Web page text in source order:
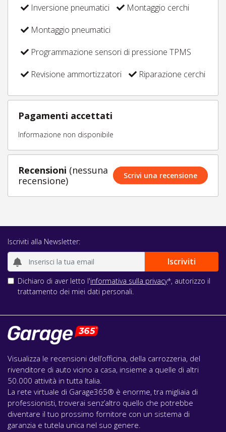
Inversione pneumatici
Montaggio cerchi
Montaggio pneumatici
Programmazione sensori di pressione TPMS
Revisione ammortizzatori
Riparazione cerchi
Pagamenti accettati
Informazione non disponibile
Recensioni (nessuna
recensione)
Scrivi una recensione
Iscriviti alla Newsletter:
Dichiaro di aver letto l'informativa sulla privacy*, autorizzo il
trattamento dei miei dati personali.
Visualizza le recensioni dell’officina, della carrozzeria, del
rivenditore di auto vicino a casa, insieme a quelle di altri
50.000 attività in tutta Italia.
La rete virtuale di Garage365® è enorme, tra migliaia di
professionisti, troverai senz’altro quello che potrebbe
diventare il tuo prossimo fornitore con un sistema di
garanzia e tutela unica nel suo genere.